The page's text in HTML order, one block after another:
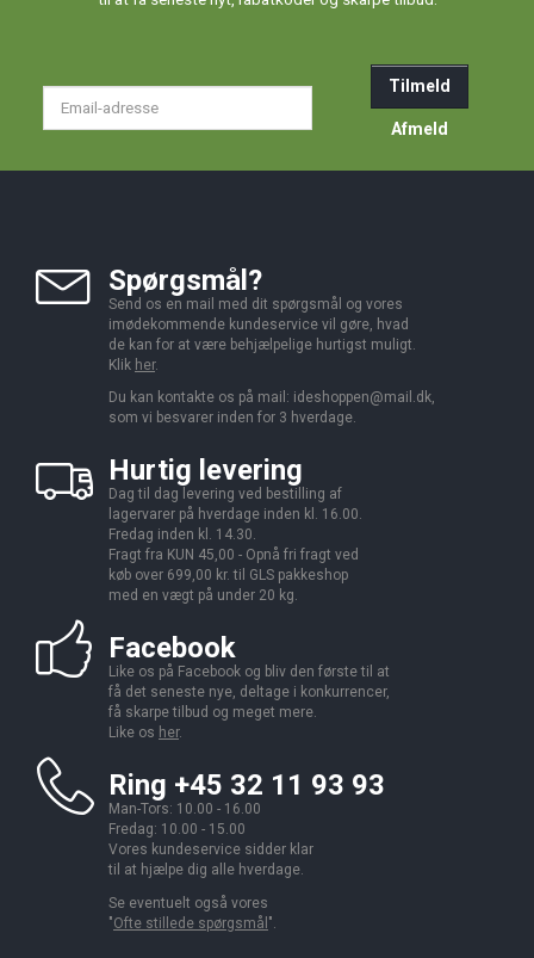
Tilmeld
Afmeld
Spørgsmål?
Send os en mail med dit spørgsmål og vores
imødekommende kundeservice vil gøre, hvad
de kan for at være behjælpelige hurtigst muligt.
Klik her.
Du kan kontakte os på mail: ideshoppen@mail.dk,
som vi besvarer inden for 3 hverdage.
Hurtig levering
Dag til dag levering ved bestilling af
lagervarer på hverdage inden kl. 16.00.
Fredag inden kl. 14.30.
Fragt fra KUN 45,00 - Opnå fri fragt ved
køb over 699,00 kr. til GLS pakkeshop
med en vægt på under 20 kg.
Facebook
Like os på Facebook og bliv den første til at
få det seneste nye, deltage i konkurrencer,
få skarpe tilbud og meget mere.
Like os her.
Ring +45 32 11 93 93
Man-Tors: 10.00 - 16.00
Fredag: 10.00 - 15.00
Vores kundeservice sidder klar
til at hjælpe dig alle hverdage.
Se eventuelt også vores
"Ofte stillede spørgsmål ".